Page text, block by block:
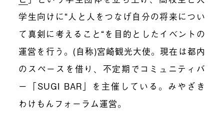
学生向けに“人と人をつなげ自分の将来につい
て真剣に考えること“を目的としたイベントの
運営を行う。(自称)宮崎観光大使。現在は都内
のスペースを借り、不定期でコミュニティバ
ー「SUGI BAR 」を主催している。みやざき
わけもんフォーラム運営。